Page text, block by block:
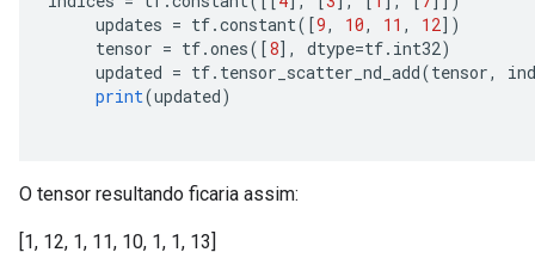
updates = tf.constant([9, 10, 11 , 12])
tensor = tf.ones([8], dtype=tf. int32)
updated = tf. tensor_scatter_nd_add(tensor,
print(updated)
O tensor resultando ficaria assim:
[1, 12, 1, 11, 10, 1, 1, 13]